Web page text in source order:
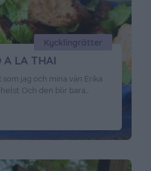
A LA THAI
som jag och mina vän Erika
Och den blir bara
att provas så
honung 1 msk riven
Kycklingrätter